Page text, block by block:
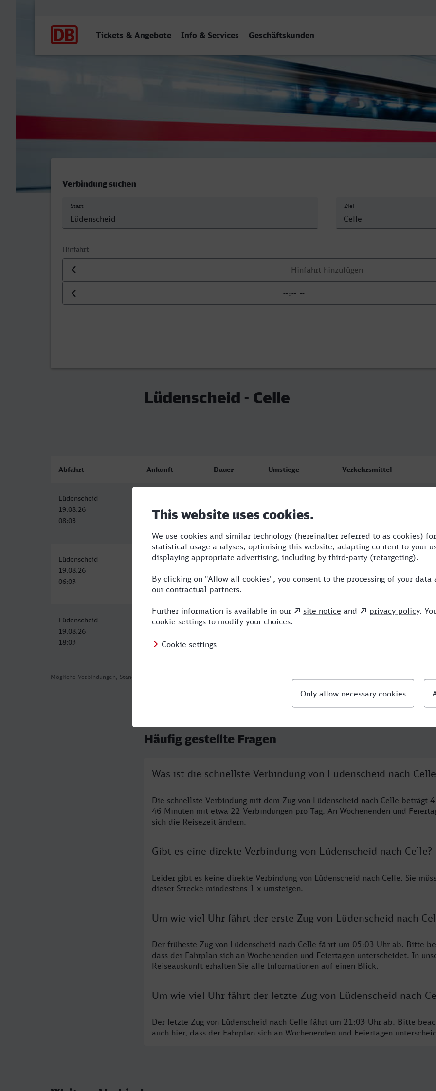
Tickets & Angebote Info & Services Geschäftskunden
Verbindung suchen
Start Ziel
Hinfahrt
Datum der Hinfahrt
Uhrzeit der Hinfahrt
Lüdenscheid - Celle
Mögliche Verbindungen, Stand: 2026-08-05 01:58
Abfahrt Ankunft Dauer Umstiege Verkehrsmittel
Lüdenscheid
19.08.26
08:03
19.08.26
12:49
Lüdenscheid
19.08.26
06:03
Celle
11:07
5:04 2 RB,RE,ICE
Lüdenscheid
19.08.26
18:03
Celle
23:15
5:12 2
Häufig gestellte Fragen
Was ist die schnellste Verbindung von Lüdenscheid nach
Die schnellste Verbindung mit dem Zug von Lüdenscheid nach Celle beträgt 4
46 Minuten mit etwa 22 Verbindungen pro Tag. An Wochenenden und
sich die Reisezeit ändern.
Gibt es eine direkte Verbindung von Lüdenscheid nach Celle?
Leider gibt es keine direkte Verbindung von Lüdenscheid nach Celle. Sie
dieser Strecke mindestens 1 x umsteigen.
Um wie viel Uhr fährt der erste Zug von Lüdenscheid nach
Der früheste Zug von Lüdenscheid nach Celle fährt um 05:03 Uhr ab. Bitte
dass der Fahrplan sich an Wochenenden und Feiertagen unterscheidet. In
Reiseauskunft erhalten Sie alle Informationen auf einen Blick.
Um wie viel Uhr fährt der letzte Zug von Lüdenscheid nach
Der letzte Zug von Lüdenscheid nach Celle fährt um 21:03 Uhr ab. Bitte
auch hier, dass der Fahrplan sich an Wochenenden und Feiertagen